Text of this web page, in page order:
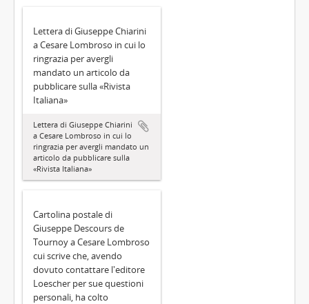
Lettera di Giuseppe Chiarini
a Cesare Lombroso in cui lo
ringrazia per avergli
mandato un articolo da
pubblicare sulla «Rivista
Italiana»
Lettera di Giuseppe Chiarini
a Cesare Lombroso in cui lo
ringrazia per avergli mandato un
articolo da pubblicare sulla
«Rivista Italiana»
Cartolina postale di
Giuseppe Descours de
Tournoy a Cesare Lombroso
cui scrive che, avendo
dovuto contattare l'editore
Loescher per sue questioni
personali, ha colto